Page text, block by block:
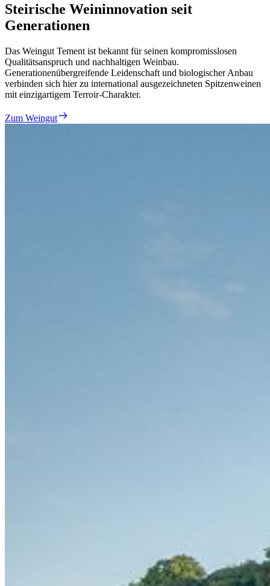
Steirische Weininnovation seit
Generationen
Das Weingut Tement ist bekannt für seinen kompromisslosen
Qualitätsanspruch und nachhaltigen Weinbau.
Generationenübergreifende Leidenschaft und biologischer Anbau
verbinden sich hier zu international ausgezeichneten Spitzenweinen
mit einzigartigem Terroir-Charakter.
Zum Weingut